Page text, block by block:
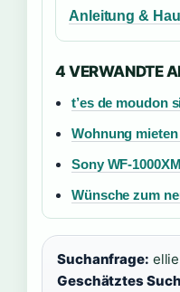
Anleitung &
4 VERWANDTE
t’es de moudon
Wohnung
Sony WF-
Wünsche zum
Suchanfrage:
Geschätztes